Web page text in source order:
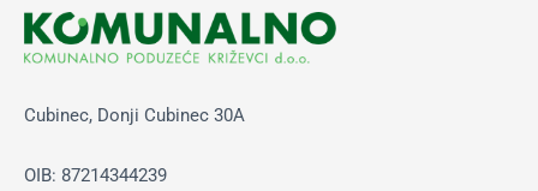
Cubinec, Donji Cubinec 30A
OIB: 87214344239